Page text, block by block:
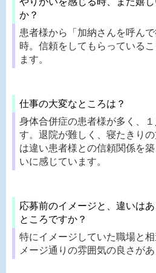
か？
患者様から「加納さんを呼ん
時。信頼をしてもらっている
ます。
仕事の大変なところは？
身体合併症の患者様が多く、
す。退院が難しく、寝たきり
は違い患者様との信頼関係を
いに感じています。
応募前のイメージと、違いは
ところですか？
特にイメージしていた職場と
メージ通りの雰囲気の良さがあ